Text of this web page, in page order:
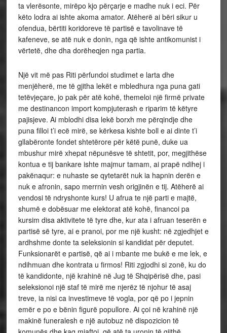
ta vlerësonte, mirëpo kjo përçarje e madhe nuk i eci. Për
këto lodra ai ishte akoma amator. Atëherë ai bëri sikur u
ofendua, bërtiti koridoreve të partisë e tavolinave të
kafeneve, se atë nuk e donin, nga që ishte antikomunist i
vërtetë, dhe dha dorëheqjen nga partia.
Një vit më pas Riti përfundoi studimet e larta dhe
menjëherë, me të gjitha lekët e mbledhura nga puna gati
tetëvjeçare, jo pak për atë kohë, themeloi një firmë private
me destinancon import kompjuterash e riparim të këtyre
pajisjeve. Ai mblodhi disa lekë borxh me përqindje dhe
puna filloi t’i ecë mirë, se kërkesa kishte boll e ai dinte t’i
gllabëronte fondet shtetërore për këtë punë, duke ua
mbushur mirë xhepat nëpunësve të shtetit, por, megjithëse
kontua e tij bankare ishte majmur tamam, ai prapë ndihej i
pakënaqur: e nuhaste se qytetarët nuk ia hapnin derën e
nuk e afronin, sapo merrnin vesh origjinën e tij. Atëherë ai
vendosi të ndryshonte kurs! U afrua te një parti e majtë,
shumë e dobësuar me elektorat atë kohë, financoi pa
kursim disa aktivitete të tyre dhe, kur ata i afruan teserën e
partisë së tyre, ai e pranoi, por me një kusht: në zgjedhjet e
ardhshme donte ta seleksionin si kandidat për deputet.
Funksionarët e partisë, që ai i mbante me bukë e me lek, e
ndihmuan dhe kontrata u firmos! Riti zgjodhi si zonë, ku do
të kandidonte, një krahinë në Jug të Shqipërisë dhe, pasi
seleksionoi një staf të mirë me njerëz të njohur të asaj
treve, ia nisi ca investimeve të vogla, por që po i jepnin
emër e po e bënin figurë popullore. Ai çoi në krahinë një
makinë funeralesh e një autobuz në dispozicion të